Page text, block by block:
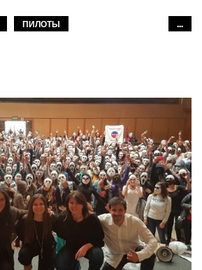
ПИЛОТЫ
...